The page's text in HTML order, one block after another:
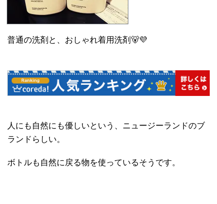
普通の洗剤と、おしゃれ着用洗剤🐻💜
人にも自然にも優しいという、ニュージーランドのブ
ランドらしい。
ボトルも自然に戻る物を使っているそうです。